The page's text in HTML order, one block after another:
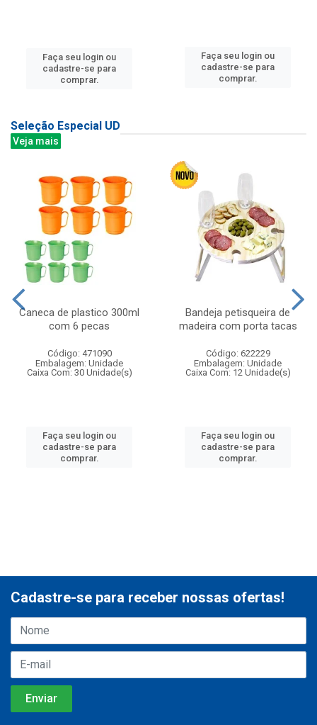
Faça seu login ou
cadastre-se para
comprar.
Faça seu login ou
cadastre-se para
comprar.
Seleção Especial UD
Veja mais
Caneca de plastico 300ml
com 6 pecas
Código: 471090
Embalagem: Unidade
Caixa Com: 30 Unidade(s)
Faça seu login ou
cadastre-se para
comprar.
Bandeja petisqueira de
madeira com porta tacas
Código: 622229
Embalagem: Unidade
Caixa Com: 12 Unidade(s)
Faça seu login ou
cadastre-se para
comprar.
Cadastre-se para receber nossas ofertas!